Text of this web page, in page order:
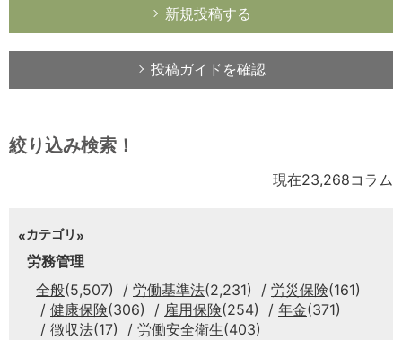
新規投稿する
投稿ガイドを確認
絞り込み検索！
現在23,268コラム
カテゴリ
労務管理
全般(5,507) 労働基準法(2,231) 労災保険(161)
健康保険(306) 雇用保険(254) 年金(371)
徴収法(17) 労働安全衛生(403)